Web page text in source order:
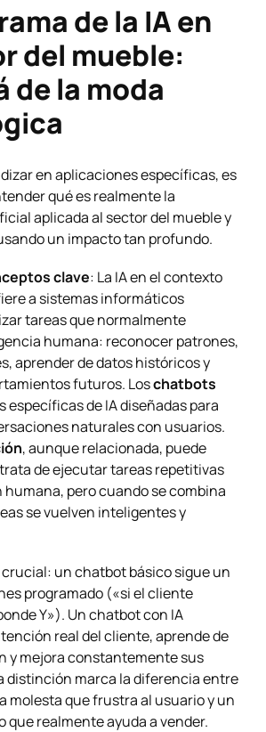
de la IA en
del mueble:
de la moda
en aplicaciones específicas, es
qué es realmente la
aplicada al sector del mueble y
un impacto tan profundo.
clave: La IA en el contexto
a sistemas informáticos
tareas que normalmente
humana: reconocer patrones,
aprender de datos históricos y
futuros. Loschatbots
específicas de IA diseñadas para
naturales con usuarios.
, aunque relacionada, puede
de ejecutar tareas repetitivas
pero cuando se combina
se vuelven inteligentes y
un chatbot básico sigue un
programado («si el cliente
Y»). Un chatbot con IA
real del cliente, aprende de
y mejora constantemente sus
distinción marca la diferencia entre
molesta que frustra al usuario y un
que realmente ayuda a vender.